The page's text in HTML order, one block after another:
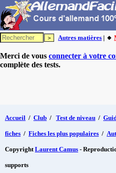
Autres matières | 🔸
Merci de vous connecter à votre
complète des tests.
Accueil / Club / Test de niveau /
fiches / Fiches les plus populaires /
CopyrightLaurent Camus -
supports